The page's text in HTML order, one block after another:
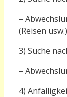
–
(Reisen
3) Suche
–
4)